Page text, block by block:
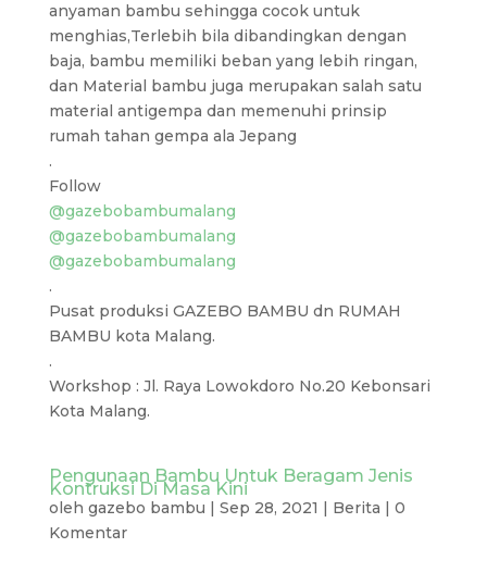
anyaman bambu sehingga cocok untuk
menghias,Terlebih bila dibandingkan dengan
baja, bambu memiliki beban yang lebih ringan,
dan Material bambu juga merupakan salah satu
material antigempa dan memenuhi prinsip
rumah tahan gempa ala Jepang
.
Follow
@gazebobambumalang
@gazebobambumalang
@gazebobambumalang
.
Pusat produksi GAZEBO BAMBU dn RUMAH
BAMBU kota Malang.
.
Workshop : Jl. Raya Lowokdoro No.20 Kebonsari
Kota Malang.
Pengunaan Bambu Untuk Beragam Jenis
Kontruksi Di Masa Kini
oleh gazebo bambu | Sep 28, 2021 | Berita | 0
Komentar